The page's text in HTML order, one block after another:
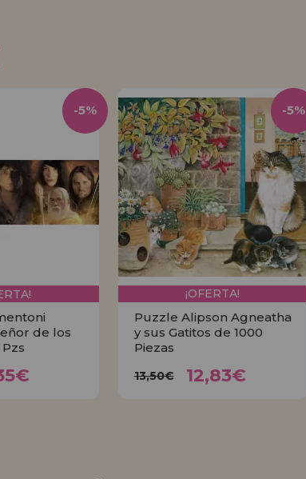
de los
-5%
¡OFERTA!
Puzzle Alipson Agneatha
y sus Gatitos de 1000
Piezas
13,50€ 12,83€
-5%